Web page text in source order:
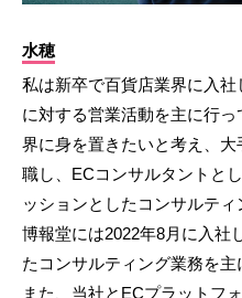
水穂
私は新卒で百貨店業界に入
に対する営業活動を主に行
界に身を置きたいと考え、
職し、ECコンサルタントと
ッションとしたコンサルティ
博報堂には2022年8月に入社
たコンサルティング業務を主
また、当社とECプラットフ